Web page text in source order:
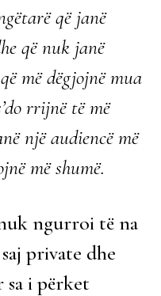
që janë
që nuk janë
më dëgjojnë mua
rrijnë të më
një audiencë më
më shumë.
ngurroi të na
private dhe
sa i përket